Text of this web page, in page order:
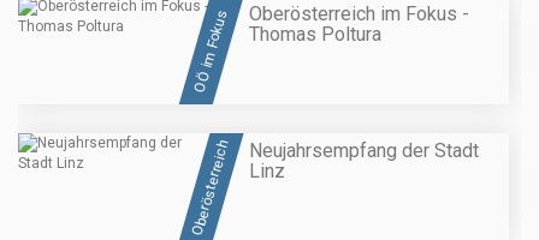
OÖ im Fokus
Oberösterreich im Fokus -
Thomas Poltura
Oberösterreich
Neujahrsempfang der Stadt
Linz